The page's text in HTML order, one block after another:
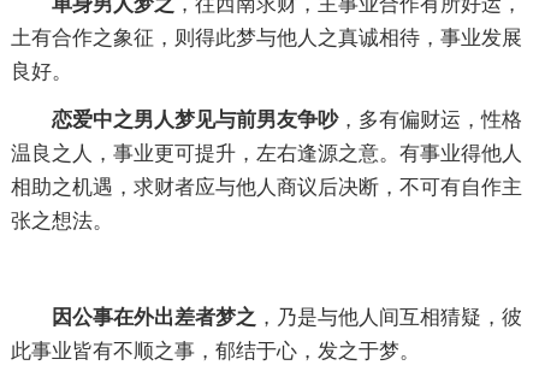
土有合作之象征，则得此梦与他人之真诚相待，事业发展
良好。
恋爱中之男人梦见与前男友争吵，多有偏财运，性格
温良之人，事业更可提升，左右逢源之意。有事业得他人
相助之机遇，求财者应与他人商议后决断，不可有自作主
张之想法。
因公事在外出差者梦之 ，乃是与他人间互相猜疑，彼
此事业皆有不顺之事，郁结于心，发之于梦。